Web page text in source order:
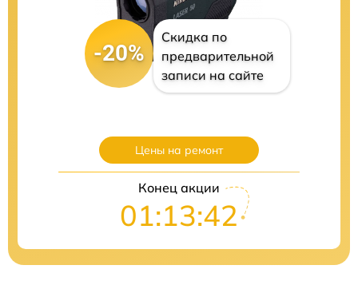
-20%
Скидка по
предварительной
записи на сайте
Цены на ремонт
Конец акции
01:13:41